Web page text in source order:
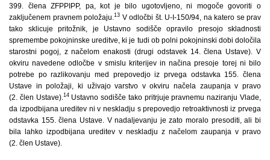
399. člena ZFPPIPP, pa, kot je bilo ugotovljeno, ni mogoče govoriti o
zaključenem pravnem položaju. 13 V odločbi št. U-I-150/94, na katero se prav
tako sklicuje pritožnik, je Ustavno sodišče opravilo presojo skladnosti
spremembe pokojninske ureditve, ki je tudi ob polni pokojninski dobi določila
starostni pogoj, z načelom enakosti (drugi odstavek 14. člena Ustave). V
okviru navedene odločbe v smislu kriterijev in načina presoje torej ni bilo
potrebe po razlikovanju med prepovedjo iz prvega odstavka 155. člena
Ustave in položaji, ki uživajo varstvo v okviru načela zaupanja v pravo
(2. člen Ustave). 14Ustavno sodišče tako pritrjuje pravnemu naziranju Vlade,
da izpodbijana ureditev ni v neskladju s prepovedjo retroaktivnosti iz prvega
odstavka 155. člena Ustave. V nadaljevanju je zato moralo presoditi, ali bi
bila lahko izpodbijana ureditev v neskladju z načelom zaupanja v pravo
(2. člen Ustave).